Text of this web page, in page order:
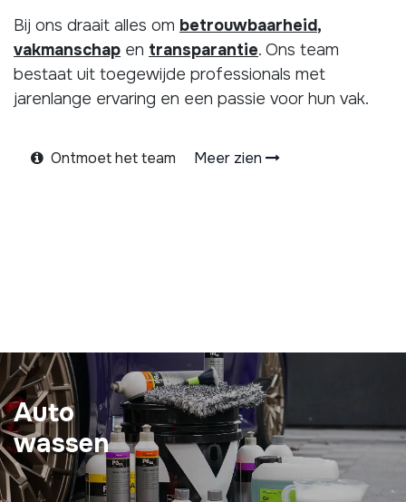
Bij ons draait alles om betrouwbaarheid,
vakmanschap en transparantie. Ons team
bestaat uit toegewijde professionals met
jarenlange ervaring en een passie voor hun vak.
Ontmoet het team Meer zien
Auto
wassen